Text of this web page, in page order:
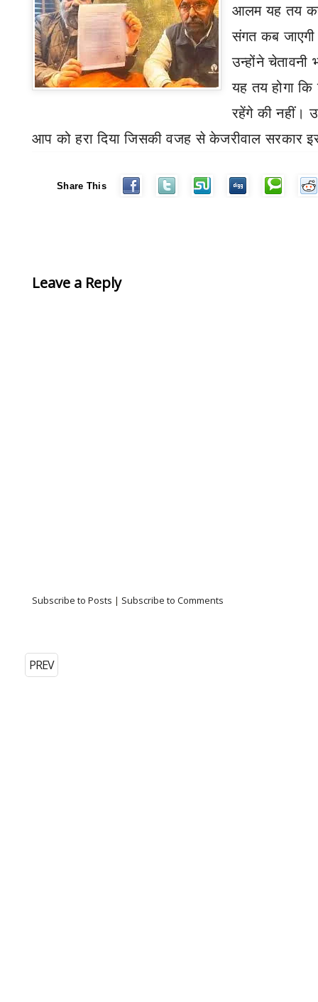
आलम यह तय
संगत कब
उन्होंने
यह तय होगा
रहेंगे की नहीं।
आप को हरा दिया जिसकी वजह से केजरीवाल सरकार
Share This
Leave a Reply
Subscribe to Posts | Subscribe to Comments
PREV